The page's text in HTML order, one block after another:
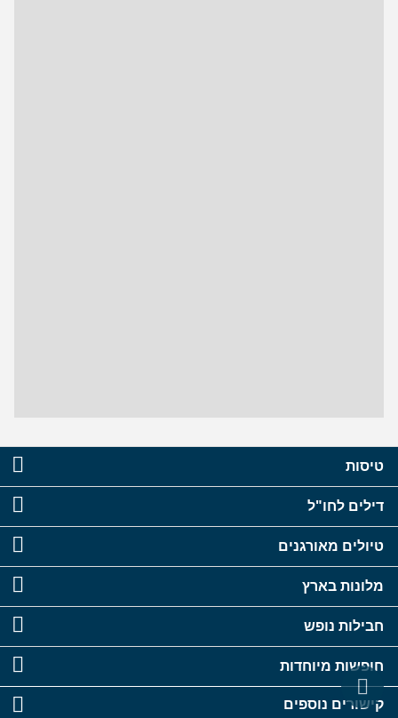
טיסות
דילים לחו"ל
טיולים מאורגנים
מלונות בארץ
חבילות נופש
חופשות מיוחדות
קישורים נוספים